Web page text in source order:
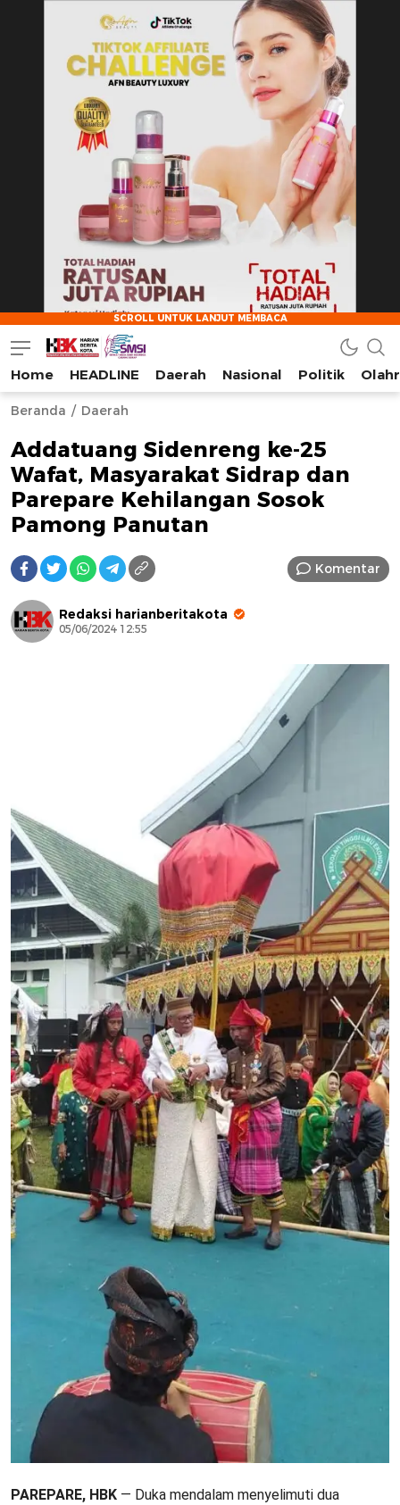
AFN BEAUTY LUXURY
HarianBeritaKota
Mengabarkan Setiap Detil, Sudut, dan Cerita Kota
Home HEADLINE Daerah Nasional Politik
Beranda Daerah
Addatuang Sidenreng ke-25
Wafat, Masyarakat Sidrap dan
Parepare Kehilangan Sosok
Pamong Panutan
Komentar
Redaksi harianberitakota
05/06/2024 12:55
PAREPARE, HBK — Duka mendalam menyelimuti dua